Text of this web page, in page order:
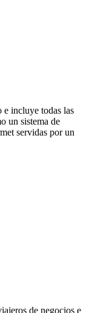
e incluye todas las
un sistema de
servidas por un
de negocios e